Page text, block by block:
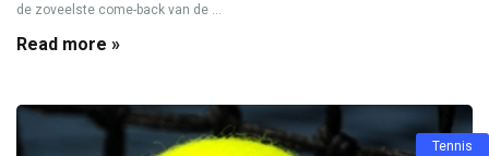
de zoveelste come-back van de ...
Read more »
Tennis